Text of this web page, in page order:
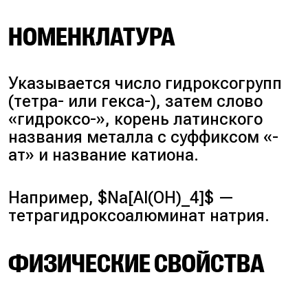
НОМЕНКЛАТУРА
Указывается число гидроксогрупп
(тетра- или гекса-), затем слово
«гидроксо-», корень латинского
названия металла с суффиксом «-
ат» и название катиона.
Например, $Na[Al(OH)_4]$ —
тетрагидроксоалюминат натрия.
ФИЗИЧЕСКИЕ СВОЙСТВА